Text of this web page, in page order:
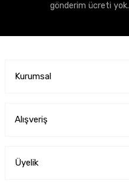
gönderim ücreti yok.
Kurumsal
Alışveriş
Üyelik